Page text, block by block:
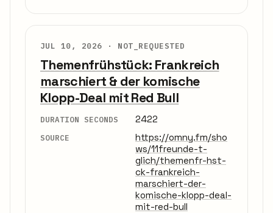
JUL 10, 2026 · NOT_REQUESTED
Themenfrühstück: Frankreich
marschiert & der komische
Klopp-Deal mit Red Bull
DURATION SECONDS 2422
SOURCE
https://omny.fm/sho
ws/11freunde-t-
glich/themenfr-hst-
ck-frankreich-
marschiert-der-
komische-klopp-deal-
mit-red-bull